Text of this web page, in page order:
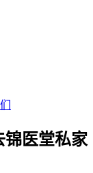
锦医堂私家